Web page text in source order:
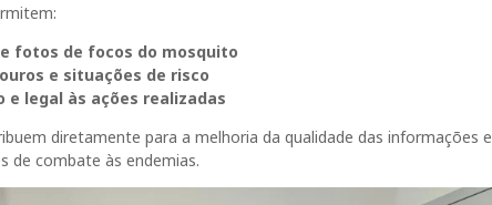
fotos de focos do mosquito
e situações de risco
e legal às ações realizadas
diretamente para a melhoria da qualidade das informações e
de combate às endemias.